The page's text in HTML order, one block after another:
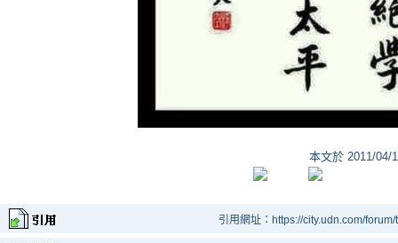
本文於 2011/04/
引用網址：https://city.udn.com/